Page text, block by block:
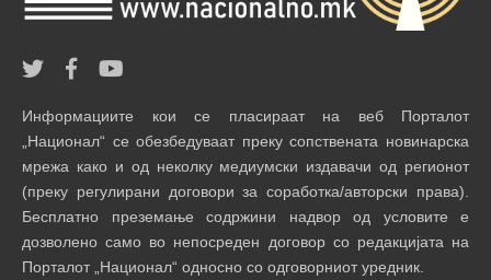
Информациите кои се пласираат на веб Порталот
„Национал“ се обезбедуваат преку сопствената новинарска
мрежа како и од неколку медиумски издавачи од регионот
(преку регулирани договори за соработка/авторски права).
Бесплатно преземање содржини надвор од условите е
дозволено само во непосреден договор со редакцијата на
Порталот „Национал“ односно со одговорниот уредник.